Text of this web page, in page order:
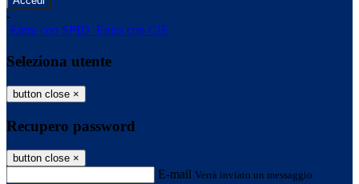
-
Entra con SPID Entra con CIE
Seleziona utente
button close ×
Recupero password
button close ×
E-mail Verrà inviato un messaggio